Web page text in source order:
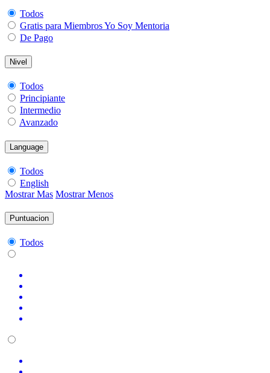
Todos
Gratis para Miembros Yo Soy Mentoria
De Pago
Nivel
Todos
Principiante
Intermedio
Avanzado
Language
Todos
English
Mostrar Mas Mostrar Menos
Puntuacion
Todos